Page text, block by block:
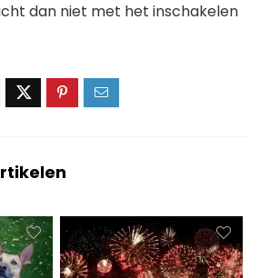
dan niet met het inschakelen